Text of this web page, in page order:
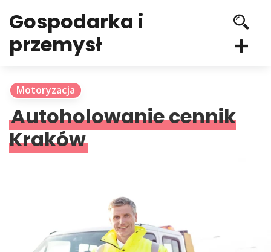
Gospodarka i
przemysł
Motoryzacja
Autoholowanie cennik
Kraków